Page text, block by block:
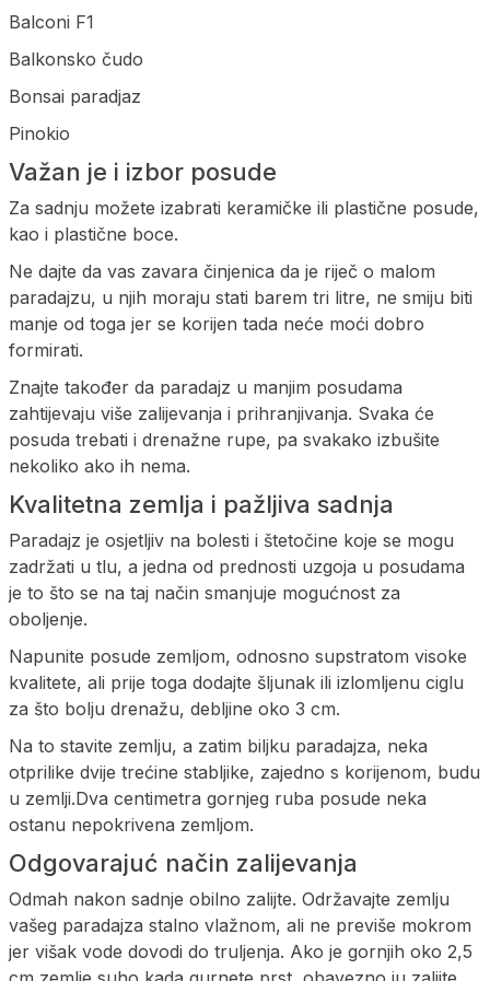
Balconi F1
Balkonsko čudo
Bonsai paradjaz
Pinokio
Važan je i izbor posude
Za sadnju možete izabrati keramičke ili plastične posude,
kao i plastične boce.
Ne dajte da vas zavara činjenica da je riječ o malom
paradajzu, u njih moraju stati barem tri litre, ne smiju biti
manje od toga jer se korijen tada neće moći dobro
formirati.
Znajte također da paradajz u manjim posudama
zahtijevaju više zalijevanja i prihranjivanja. Svaka će
posuda trebati i drenažne rupe, pa svakako izbušite
nekoliko ako ih nema.
Kvalitetna zemlja i pažljiva sadnja
Paradajz je osjetljiv na bolesti i štetočine koje se mogu
zadržati u tlu, a jedna od prednosti uzgoja u posudama
je to što se na taj način smanjuje mogućnost za
oboljenje.
Napunite posude zemljom, odnosno supstratom visoke
kvalitete, ali prije toga dodajte šljunak ili izlomljenu ciglu
za što bolju drenažu, debljine oko 3 cm.
Na to stavite zemlju, a zatim biljku paradajza, neka
otprilike dvije trećine stabljike, zajedno s korijenom, budu
u zemlji.Dva centimetra gornjeg ruba posude neka
ostanu nepokrivena zemljom.
Odgovarajuć način zalijevanja
Odmah nakon sadnje obilno zalijte. Održavajte zemlju
vašeg paradajza stalno vlažnom, ali ne previše mokrom
jer višak vode dovodi do truljenja. Ako je gornjih oko 2,5